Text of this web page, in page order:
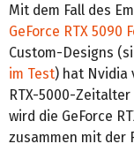
Mit dem Fall des
GeForce RTX 5090
Custom-Designs
im Test) hat Nvidia
RTX-5000-Zeitalter
wird die GeForce
zusammen mit der